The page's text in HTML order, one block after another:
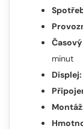
minut
Displej: